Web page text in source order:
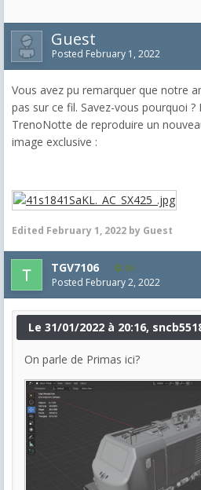
Guest
Posted February 1, 2022
Vous avez pu remarquer que notre
pas sur ce fil. Savez-vous pourquoi
TrenoNotte de reproduire un
image exclusive :
Edited February 1, 2022 by Guest
TGV7106 26
Posted February 2, 2022
Le 31/01/2022 à 20:16,
On parle de Primas ici?